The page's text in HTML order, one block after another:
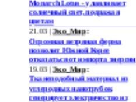
солнечный свет, подражая
цветам
21.03 |Эко_Мир
Огромная ветряная ферма
позволит Южной Корее
отказаться от импорта энергии
19.03 |Эко_Мир:
Тканеподобный материал из
углеродных нанотрубок
генерирует электричество из